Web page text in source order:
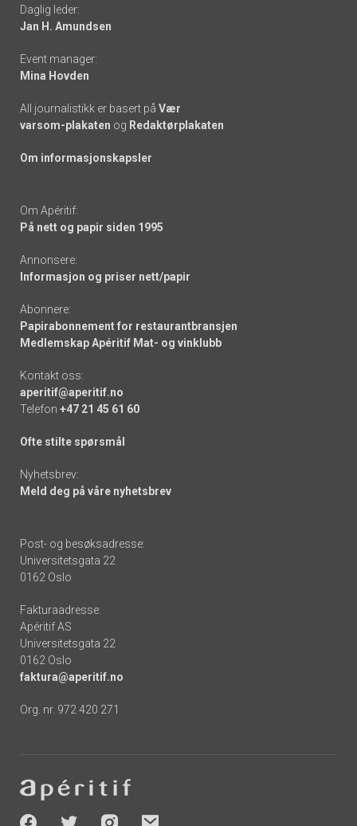
links
Daglig leder:
Jan H. Amundsen
Event manager:
Mina Hovden
All journalistikk er basert på Vær
varsom-plakaten og Redaktørplakaten
Om informasjonskapsler
Om Apéritif:
På nett og papir siden 1995
Annonsere:
Informasjon og priser nett/papir
Abonnere:
Papirabonnement for restaurantbransjen
Medlemskap Apéritif Mat- og vinklubb
Kontakt oss:
aperitif@aperitif.no
Telefon +47 21 45 61 60
Ofte stilte spørsmål
Nyhetsbrev:
Meld deg på våre nyhetsbrev
Post- og besøksadresse:
Universitetsgata 22
0162 Oslo
Fakturaadresse:
Apéritif AS
Universitetsgata 22
0162 Oslo
faktura@aperitif.no
Org. nr. 972 420 271
-